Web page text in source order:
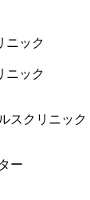
ニック
ニック
スクリニック
ー